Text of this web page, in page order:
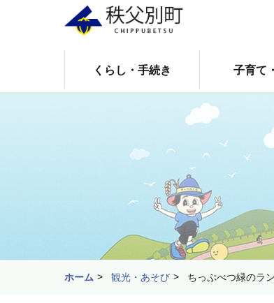
くらし・手続き 子育て
ホーム 観光・あそび ちっぷべつ緑のラ